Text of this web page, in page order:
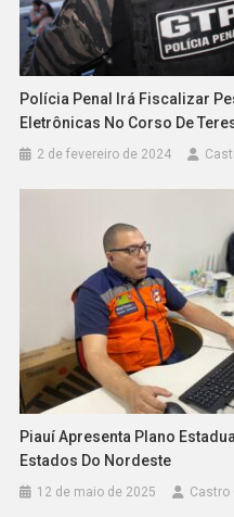
Polícia Penal Irá Fiscalizar
Eletrônicas No Corso De
2 de fevereiro de 2024
Piauí Apresenta Plano
Estados Do Nordeste
12 de maio de 2025 Castro